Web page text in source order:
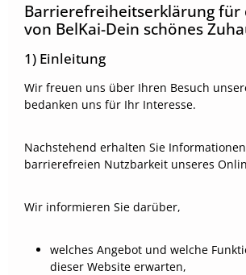
Barrierefreiheitserklärung für
von BelKai-Dein schönes
1) Einleitung
Wir freuen uns über Ihren Besuch
bedanken uns für Ihr Interesse.
Nachstehend erhalten Sie
barrierefreien Nutzbarkeit unseres
Wir informieren Sie darüber,
welches Angebot und welche
dieser Website erwarten,